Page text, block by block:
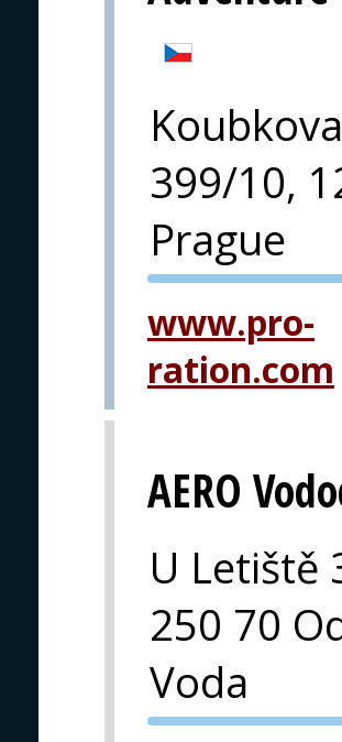
Koubkova
399/10,
Prague
www.pro-
ration.com
AERO
U Letiště
250 70
Voda